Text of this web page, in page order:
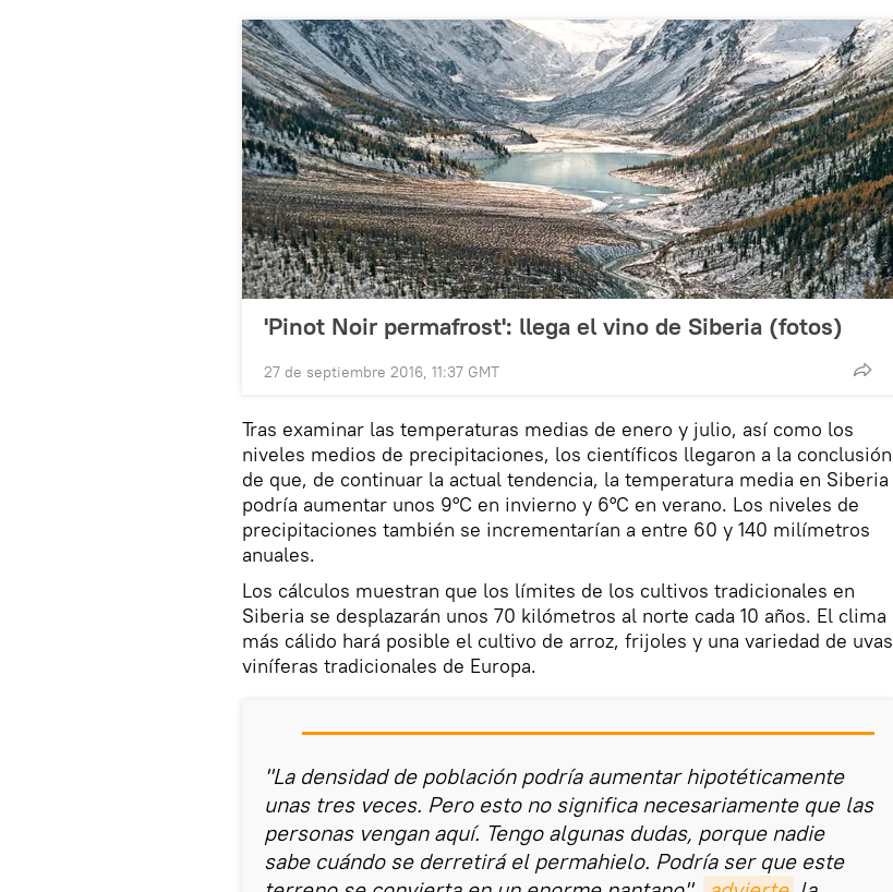
'Pinot Noir permafrost': llega el vino de Siberia (fotos)
27 de septiembre 2016, 11:37 GMT
Tras examinar las temperaturas medias de enero y julio, así como los
niveles medios de precipitaciones, los científicos llegaron a la conclusión
de que, de continuar la actual tendencia, la temperatura media en Siberia
podría aumentar unos 9°C en invierno y 6°C en verano. Los niveles de
precipitaciones también se incrementarían a entre 60 y 140 milímetros
anuales.
Los cálculos muestran que los límites de los cultivos tradicionales en
Siberia se desplazarán unos 70 kilómetros al norte cada 10 años. El clima
más cálido hará posible el cultivo de arroz, frijoles y una variedad de uvas
viníferas tradicionales de Europa.
"La densidad de población podría aumentar hipotéticamente
unas tres veces. Pero esto no significa necesariamente que las
personas vengan aquí. Tengo algunas dudas, porque nadie
sabe cuándo se derretirá el permahielo. Podría ser que este